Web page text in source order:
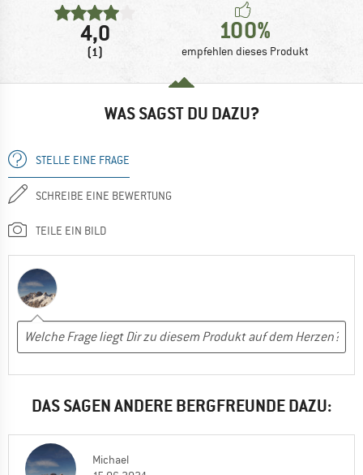
4,0
(1)
100%
empfehlen dieses Produkt
WAS SAGST DU DAZU?
STELLE EINE FRAGE
SCHREIBE EINE BEWERTUNG
TEILE EIN BILD
DAS SAGEN ANDERE BERGFREUNDE DAZU:
Michael